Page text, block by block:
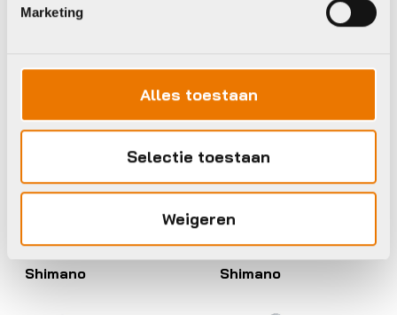
Marketing
Alles toestaan
Selectie toestaan
Weigeren
XC300
Op voorraad in winkel
XC501M
€159,99
Op voorraad in winkel
Shimano Shimano